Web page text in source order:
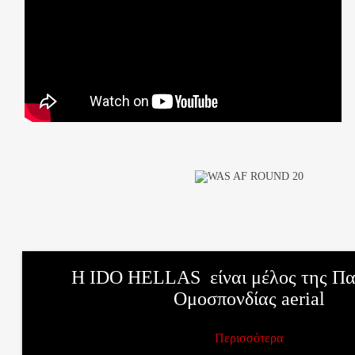
Η IDO HELLAS είναι μέλος της
Ομοσπονδίας aerial
Περισσότερα